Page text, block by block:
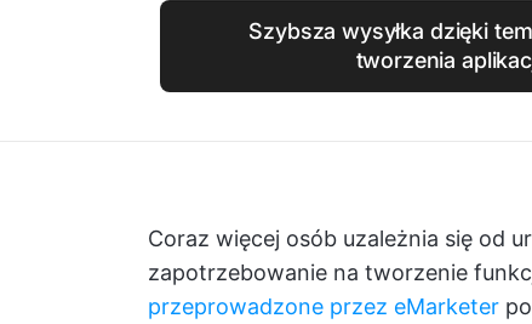
Szybsza wysyłka dzięki
tworzenia
Coraz więcej osób uzależnia się od
zapotrzebowanie na tworzenie
przeprowadzone przez eMarketer